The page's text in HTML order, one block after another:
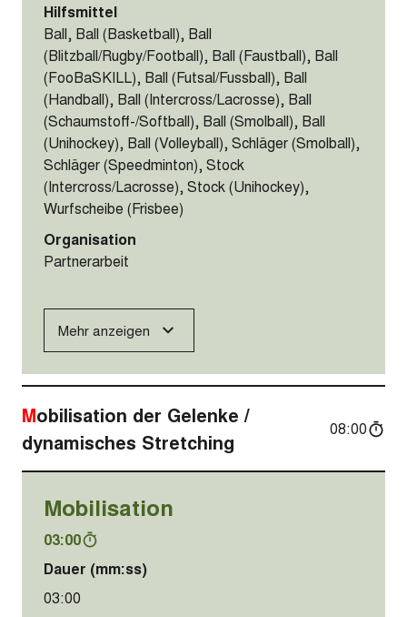
Hilfsmittel
Ball, Ball (Basketball), Ball
(Blitzball/Rugby/Football), Ball (Faustball), Ball
(FooBaSKILL), Ball (Futsal/Fussball), Ball
(Handball), Ball (Intercross/Lacrosse), Ball
(Schaumstoff-/Softball), Ball (Smolball), Ball
(Unihockey), Ball (Volleyball), Schläger (Smolball),
Schläger (Speedminton), Stock
(Intercross/Lacrosse), Stock (Unihockey),
Wurfscheibe (Frisbee)
Organisation
Partnerarbeit
Mehr anzeigen
Mobilisation der Gelenke /
dynamisches Stretching
08:00
Mobilisation
03:00
Dauer (mm:ss)
03:00